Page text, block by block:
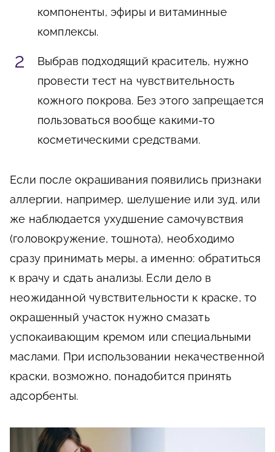
компоненты, эфиры и витаминные
комплексы.
Выбрав подходящий краситель, нужно
провести тест на чувствительность
кожного покрова. Без этого запрещается
пользоваться вообще какими-то
косметическими средствами.
Если после окрашивания появились признаки
аллергии, например, шелушение или зуд, или
же наблюдается ухудшение самочувствия
(головокружение, тошнота), необходимо
сразу принимать меры, а именно: обратиться
к врачу и сдать анализы. Если дело в
неожиданной чувствительности к краске, то
окрашенный участок нужно смазать
успокаивающим кремом или специальными
маслами. При использовании некачественной
краски, возможно, понадобится принять
адсорбенты.